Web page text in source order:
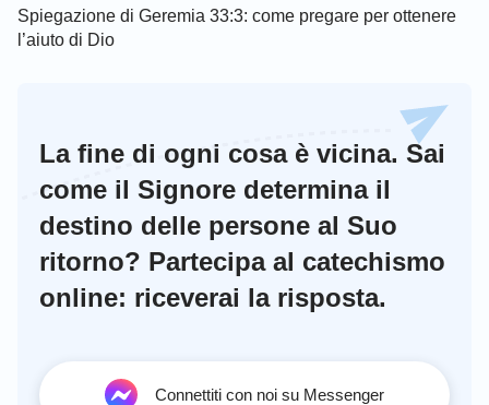
Spiegazione di Geremia 33:3: come pregare per ottenere
l’aiuto di Dio
La fine di ogni cosa è vicina. Sai
come il Signore determina il
destino delle persone al Suo
ritorno? Partecipa al catechismo
online: riceverai la risposta.
Connettiti con noi su Messenger